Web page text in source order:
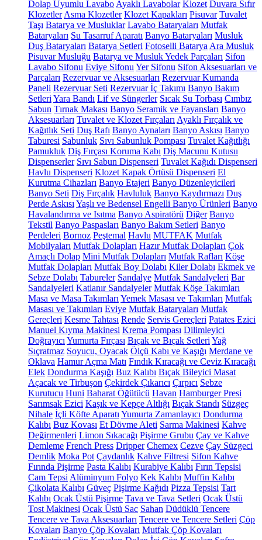
Dolap Uyumlu Lavabo Ayaklı Lavabolar Klozet Duvara Sıfır
Klozetler Asma Klozetler Klozet Kapakları Pisuvar Tuvalet
Taşı Batarya ve Musluklar Lavabo Bataryaları Mutfak
Bataryaları Su Tasarruf Aparatı Banyo Bataryaları Musluk
Duş Bataryaları Batarya Setleri Fotoselli Batarya Ara Musluk
Pisuvar Musluğu Batarya ve Musluk Yedek Parçaları Sifon
Lavabo Sifonu Eviye Sifonu Yer Sifonu Sifon Aksesuarları ve
Parçaları Rezervuar ve Aksesuarları Rezervuar Kumanda
Paneli Rezervuar Seti Rezervuar İç Takımı Banyo Bakım
Setleri Yara Bandı Lif ve Süngerler Sıcak Su Torbası Cımbız
Sabun Tırnak Makası Banyo Seramik ve Fayansları Banyo
Aksesuarları Tuvalet ve Klozet Fırçaları Ayaklı Fırçalık ve
Kağıtlık Seti Duş Rafı Banyo Aynaları Banyo Askısı Banyo
Taburesi Sabunluk Sıvı Sabunluk Pompası Tuvalet Kağıtlığı
Pamukluk Diş Fırçası Koruma Kabı Diş Macunu Kutusu
Dispenserler Sıvı Sabun Dispenseri Tuvalet Kağıdı Dispenseri
Havlu Dispenseri Klozet Kapak Örtüsü Dispenseri El
Kurutma Cihazları Banyo Etajeri Banyo Düzenleyicileri
Banyo Seti Diş Fırçalık Havluluk Banyo Kaydırmazı Duş
Perde Askısı Yaşlı ve Bedensel Engelli Banyo Ürünleri Banyo
Havalandırma ve Isıtma Banyo Aspiratörü Diğer Banyo
Tekstil Banyo Paspasları Banyo Bakım Setleri Banyo
Perdeleri Bornoz Peştemal Havlu MUTFAK Mutfak
Mobilyaları Mutfak Dolapları Hazır Mutfak Dolapları Çok
Amaçlı Dolap Mini Mutfak Dolapları Mutfak Rafları Köşe
Mutfak Dolapları Mutfak Boy Dolabı Kiler Dolabı Ekmek ve
Sebze Dolabı Tabureler Sandalye Mutfak Sandalyeleri Bar
Sandalyeleri Katlanır Sandalyeler Mutfak Köşe Takımları
Masa ve Masa Takımları Yemek Masası ve Takımları Mutfak
Masası ve Takımları Eviye Mutfak Bataryaları Mutfak
Gereçleri Kesme Tahtası Rende Servis Gereçleri Patates Ezici
Manuel Kıyma Makinesi Krema Pompası Dilimleyici
Doğrayıcı Yumurta Fırçası Bıçak ve Bıçak Setleri Yağ
Sıçratmaz Soyucu, Oyacak Ölçü Kabı ve Kaşığı Merdane ve
Oklava Hamur Açma Matı Fındık Kıracağı ve Ceviz Kıracağı
Elek Dondurma Kaşığı Buz Kalıbı Bıçak Bileyici Masat
Açacak ve Tirbuşon Çekirdek Çıkarıcı Çırpıcı Sebze
Kurutucu Huni Baharat Öğütücü Havan Hamburger Presi
Sarımsak Ezici Kaşık ve Kepçe Altlığı Bıçak Standı Süzgeç
Nihale İçli Köfte Aparatı Yumurta Zamanlayıcı Dondurma
Kalıbı Buz Kovası Et Dövme Aleti Sarma Makinesi Kahve
Değirmenleri Limon Sıkacağı Pişirme Grubu Çay ve Kahve
Demleme French Press Dripper Chemex Cezve Çay Süzgeci
Demlik Moka Pot Çaydanlık Kahve Filtresi Sifon Kahve
Fırında Pişirme Pasta Kalıbı Kurabiye Kalıbı Fırın Tepsisi
Cam Tepsi Alüminyum Folyo Kek Kalıbı Muffin Kalıbı
Çikolata Kalıbı Güveç Pişirme Kağıdı Pizza Tepsisi Tart
Kalıbı Ocak Üstü Pişirme Tava ve Tava Setleri Ocak Üstü
Tost Makinesi Ocak Üstü Sac Sahan Düdüklü Tencere
Tencere ve Tava Aksesuarları Tencere ve Tencere Setleri Çöp
Kovaları Banyo Çöp Kovaları Mutfak Çöp Kovaları